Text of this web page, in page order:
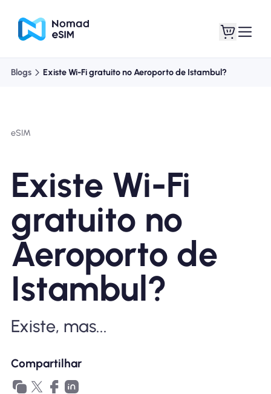
Sobre o eSIM
Por que Nomad eSIM
Usando um eSIM
Para negócios
Blogs Existe Wi-Fi gratuito no Aeroporto de Istambul?
eSIM
Existe Wi-Fi
gratuito no
Aeroporto de
Istambul?
Existe, mas...
Compartilhar